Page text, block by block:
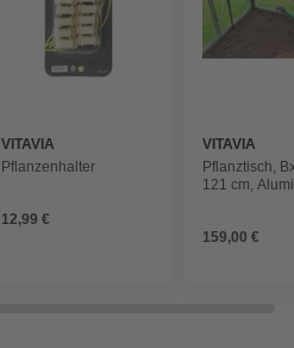
VITAVIA
Pflanzenhalter
12,99 €
VITAVIA
Pflanztisch,
121 cm,
159,00 €